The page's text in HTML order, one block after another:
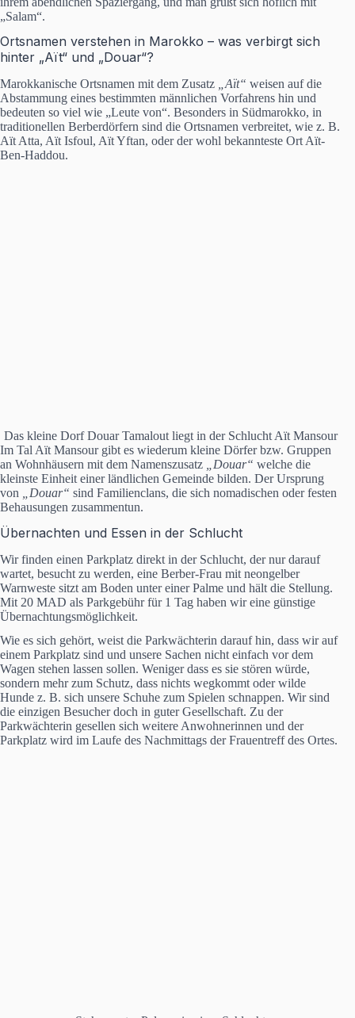
„Salam“.
Ortsnamen verstehen in Marokko – was verbirgt sich
hinter „Aït“ und „Douar“?
Marokkanische Ortsnamen mit dem Zusatz „Aït“ weisen auf die
Abstammung eines bestimmten männlichen Vorfahrens hin und
bedeuten so viel wie „Leute von“. Besonders in Südmarokko, in
traditionellen Berberdörfern sind die Ortsnamen verbreitet, wie z. B.
Aït Atta, Aït Isfoul, Aït Yftan, oder der wohl bekannteste Ort Aït-
Ben-Haddou.
Das kleine Dorf Douar Tamalout liegt in der Schlucht Aït Mansour
Im Tal Aït Mansour gibt es wiederum kleine Dörfer bzw. Gruppen
an Wohnhäusern mit dem Namenszusatz
„Douar“ welche die
kleinste Einheit einer ländlichen Gemeinde bilden. Der Ursprung
von
„Douar“ sind Familienclans, die sich nomadischen oder festen
Behausungen zusammentun.
Übernachten und Essen in der Schlucht
Wir finden einen Parkplatz direkt in der Schlucht, der nur darauf
wartet, besucht zu werden, eine Berber-Frau mit neongelber
Warnweste sitzt am Boden unter einer Palme und hält die Stellung.
Mit 20 MAD als Parkgebühr für 1 Tag haben wir eine günstige
Übernachtungsmöglichkeit.
Wie es sich gehört, weist die Parkwächterin darauf hin, dass wir auf
einem Parkplatz sind und unsere Sachen nicht einfach vor dem
Wagen stehen lassen sollen. Weniger dass es sie stören würde,
sondern mehr zum Schutz, dass nichts wegkommt oder wilde
Hunde z. B. sich unsere Schuhe zum Spielen schnappen. Wir sind
die einzigen Besucher doch in guter Gesellschaft. Zu der
Parkwächterin gesellen sich weitere Anwohnerinnen und der
Parkplatz wird im Laufe des Nachmittags der Frauentreff des Ortes.